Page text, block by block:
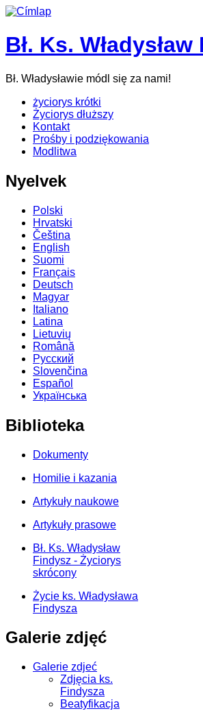
Bł. Ks.
Bł. Władysławie módl się za nami!
życiorys krótki
Życiorys dłuższy
Kontakt
Prośby i podziękowania
Modlitwa
Nyelvek
Polski
Hrvatski
Čeština
English
Suomi
Français
Deutsch
Magyar
Italiano
Latina
Lietuvių
Română
Русский
Slovenčina
Español
Українська
Biblioteka
Dokumenty
Homilie i kazania
Artykuły naukowe
Artykuły prasowe
Bł. Ks. Władysław
Findysz - Życiorys
skrócony
Życie ks. Władysława
Findysza
Galerie zdjęć
Galerie zdjeć
Zdjęcia ks.
Findysza
Beatyfikacja